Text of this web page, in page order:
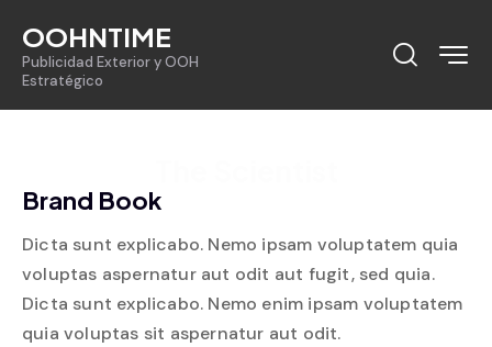
OOHNTIME
Publicidad Exterior y OOH
Estratégico
Brand Book
Dicta sunt explicabo. Nemo ipsam voluptatem quia
voluptas aspernatur aut odit aut fugit, sed quia.
Dicta sunt explicabo. Nemo enim ipsam voluptatem
quia voluptas sit aspernatur aut odit.